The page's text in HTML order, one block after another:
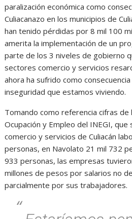
paralización económica como
Culiacanazo en los municipios de
han tenido pérdidas por 8 mil 100
amerita la implementación de un
parte de los 3 niveles de gobierno
sectores comercio y servicios
ahora ha sufrido como
inseguridad que estamos viviendo.
Tomando como referencia cifras de
Ocupación y Empleo del INEGI,
comercio y servicios de Culiacán
personas, en Navolato 21 mil 732
933 personas, las empresas
millones de pesos por salarios no
parcialmente por sus trabajadores.